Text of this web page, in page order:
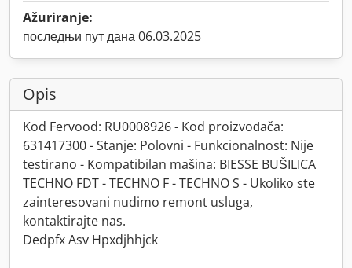
Ažuriranje:
последњи пут дана 06.03.2025
Opis
Kod Fervood: RU0008926 - Kod proizvođača:
631417300 - Stanje: Polovni - Funkcionalnost: Nije
testirano - Kompatibilan mašina: BIESSE BUŠILICA
TECHNO FDT - TECHNO F - TECHNO S - Ukoliko ste
zainteresovani nudimo remont usluga,
kontaktirajte nas.
Dedpfx Asv Hpxdjhhjck